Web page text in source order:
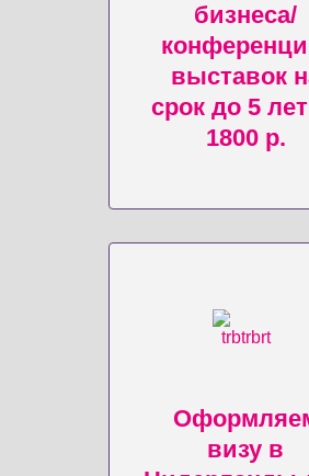
бизнеса/
выставок
срок до 5
1800 р.
визу в